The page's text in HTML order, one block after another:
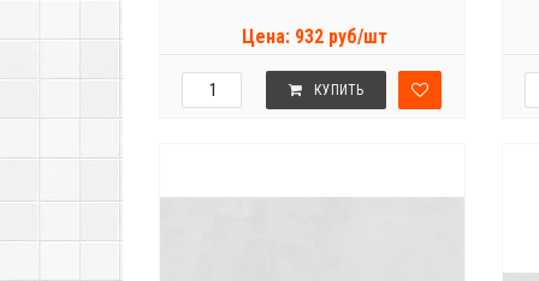
Цена: 932 руб/шт
КУПИТЬ